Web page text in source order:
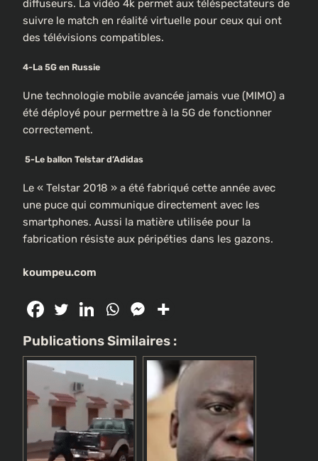
diffuseurs. La vidéo 4k permet aux téléspectateurs de
suivre le match en réalité virtuelle pour ceux qui ont
des télévisions compatibles.
4-La 5G en Russie
Une technologie mobile avancée jamais vue (MIMO) a
été déployé pour permettre à la 5G de fonctionner
correctement.
5-Le ballon Telstar d’Adidas
Le « Telstar 2018 » a été fabriqué cette année avec
une puce qui communique directement avec les
smartphones. Aussi la matière utilisée pour la
fabrication résiste aux péripéties dans les gazons.
koumpeu.com
Publications Similaires :